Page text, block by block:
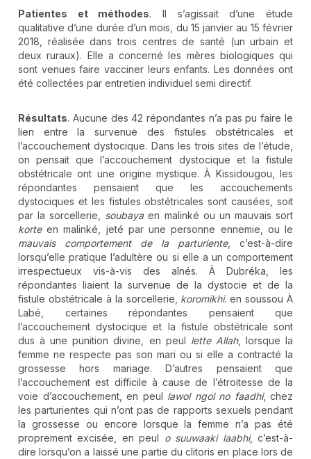
Patientes et méthodes. Il s’agissait d’une étude
qualitative d’une durée d’un mois, du 15 janvier au 15 février
2018, réalisée dans trois centres de santé (un urbain et
deux ruraux). Elle a concerné les mères biologiques qui
sont venues faire vacciner leurs enfants. Les données ont
été collectées par entretien individuel semi directif.
Résultats. Aucune des 42 répondantes n’a pas pu faire le
lien entre la survenue des fistules obstétricales et
l’accouchement dystocique. Dans les trois sites de l’étude,
on pensait que l’accouchement dystocique et la fistule
obstétricale ont une origine mystique. À Kissidougou, les
répondantes pensaient que les accouchements
dystociques et les fistules obstétricales sont causées, soit
par la sorcellerie, soubaya en malinké ou un mauvais sort
korteen malinké, jeté par une personne ennemie, ou le
mauvais comportement de la parturiente, c’est-à-dire
lorsqu’elle pratique l’adultère ou si elle a un comportement
irrespectueux vis-à-vis des aînés. À Dubréka, les
répondantes liaient la survenue de la dystocie et de la
fistule obstétricale à la sorcellerie, koromikhi. en soussou À
Labé, certaines répondantes pensaient que
l’accouchement dystocique et la fistule obstétricale sont
dus à une punition divine, en peul lette Allah, lorsque la
femme ne respecte pas son mari ou si elle a contracté la
grossesse hors mariage. D’autres pensaient que
l’accouchement est difficile à cause de l’étroitesse de la
voie d’accouchement, en peul lawol ngol no faadhi, chez
les parturientes qui n’ont pas de rapports sexuels pendant
la grossesse ou encore lorsque la femme n’a pas été
proprement excisée, en peul o suuwaaki laabhi, c’est-à-
dire lorsqu’on a laissé une partie du clitoris en place lors de